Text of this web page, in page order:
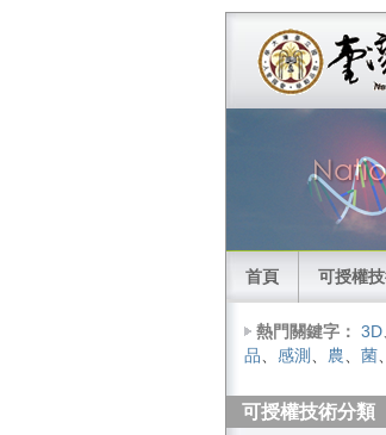
首頁 可授權
熱門關鍵字： 3D
品、 感測 、 農、 菌、
可授權技術分類